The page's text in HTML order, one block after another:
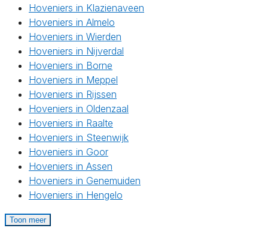
Hoveniers in Klazienaveen
Hoveniers in Almelo
Hoveniers in Wierden
Hoveniers in Nijverdal
Hoveniers in Borne
Hoveniers in Meppel
Hoveniers in Rijssen
Hoveniers in Oldenzaal
Hoveniers in Raalte
Hoveniers in Steenwijk
Hoveniers in Goor
Hoveniers in Assen
Hoveniers in Genemuiden
Hoveniers in Hengelo
Toon meer